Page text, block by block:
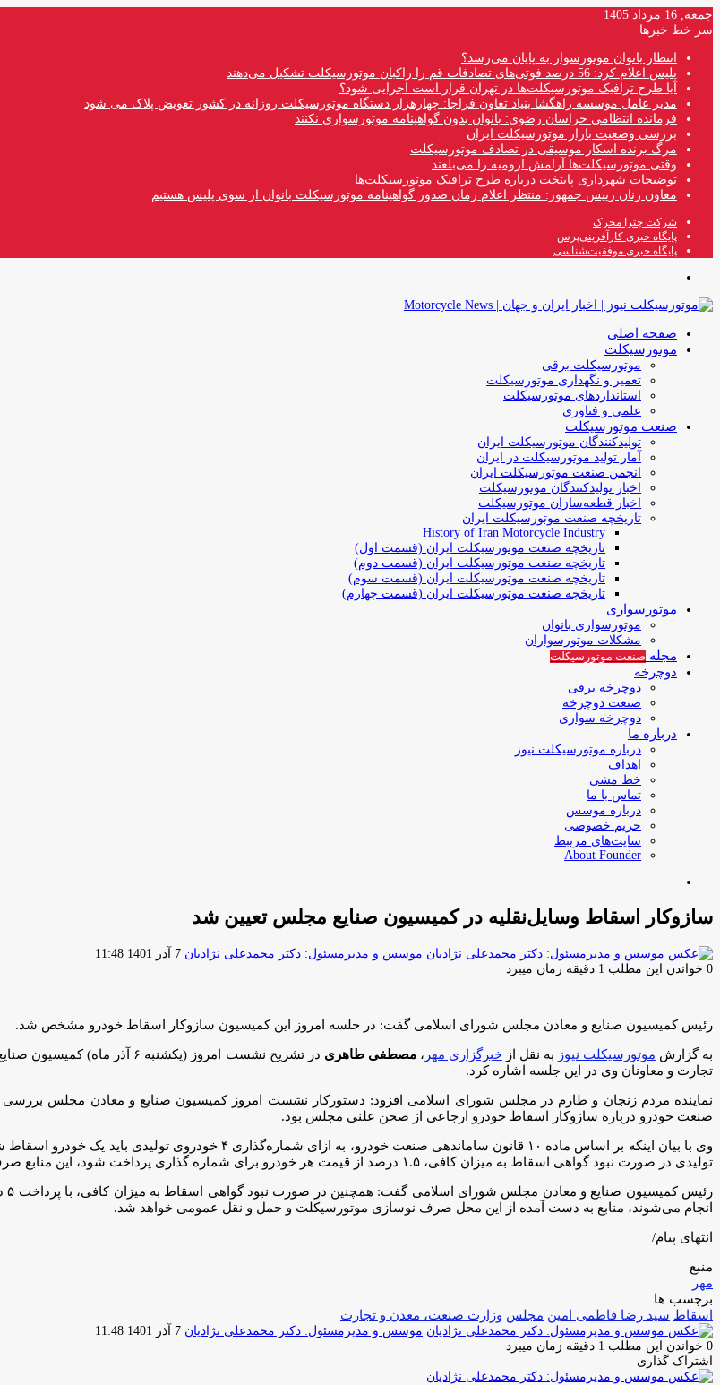
جمعه, 16 مرداد 1405
سر خط خبرها
انتظار بانوان موتورسوار به پایان می‌رسد؟
پلیس اعلام کرد: 56 درصد فوتی‌های تصادفات قم را راکبان موتورسیکلت تشکیل می‌دهند
آیا طرح ترافیک موتورسیکلت‌ها در تهران قرار است اجرایی شود؟
مدیر عامل موسسه راهگشا بنیاد تعاون فراجا: چهارهزار دستگاه موتورسیکلت روزانه در کشور تعویض پلاک می شود
فرمانده انتظامی خراسان رضوی: بانوان بدون گواهینامه موتورسواری نکنند
بررسی وضعیت بازار موتورسیکلت ایران
مرگ برنده اسکار موسیقی در تصادف موتورسیکلت
وقتی موتورسیکلت‌ها آرامش ارومیه را می‌بلعند
توضیحات شهرداری پایتخت درباره طرح ترافیک موتورسیکلت‌ها
معاون زنان رییس جمهور: منتظر اعلام زمان صدور گواهینامه موتورسیکلت بانوان از سوی پلیس هستیم
شرکت چترا محرک
پایگاه خبری کارآفرینی‌پرس
پایگاه خبری موفقیت‌شناسی
صفحه اصلی
موتورسیکلت
موتورسیکلت برقی
تعمیر و نگهداری موتورسیکلت
استانداردهای موتورسیکلت
علمی و فناوری
صنعت موتورسیکلت
تولیدکنندگان موتورسیکلت ایران
آمار تولید موتورسیکلت در ایران
انجمن صنعت موتورسیکلت ایران
اخبار تولیدکنندگان موتورسیکلت
اخبار قطعه‌سازان موتورسیکلت
تاریخچه صنعت موتورسیکلت ایران
History of Iran Motorcycle Industry
تاریخچه صنعت موتورسیکلت ایران (قسمت اول)
تاریخچه صنعت موتورسیکلت ایران (قسمت دوم)
تاریخچه صنعت موتورسیکلت ایران (قسمت سوم)
تاریخچه صنعت موتورسیکلت ایران (قسمت چهارم)
موتورسواری
موتورسواری بانوان
مشکلات موتورسواران
مجله صنعت موتورسیکلت
دوچرخه
دوچرخه برقی
صنعت دوچرخه
دوچرخه سواری
درباره ما
درباره موتورسیکلت نیوز
اهداف
خط مشی
تماس با ما
درباره موسس
حریم خصوصی
سایت‌های مرتبط
About Founder
سازوکار اسقاط وسایل‌نقلیه در کمیسیون صنایع مجلس تعیین شد
موسس و مدیرمسئول: دکتر محمدعلی نژادیان ارسال
7 آذر 1401 11:48
0 خواندن این مطلب 1 دقیقه زمان میبرد
رئیس کمیسیون صنایع و معادن مجلس شورای اسلامی گفت: در جلسه امروز این کمیسیون سازوکار اسقاط خودرو مشخص شد.
به گزارش موتورسیکلت نیوز به نقل ازخبرگزاری مهر ،مصطفی طاهری
در تشریح نشست امروز
تجارت و معاونان وی در این جلسه اشاره کرد.
صنعت خودرو درباره سازوکار اسقاط خودرو ارجاعی از صحن علنی مجلس بود.
وی با بیان اینکه بر اساس ماده ۱۰ قانون ساماندهی صنعت خودرو، به
تولیدی در صورت نبود گواهی اسقاط به میزان کافی، ۱.۵ درصد از قیمت هر خودرو برای شماره گذاری پرداخت شود، این منابع صرف اسقاط با اولویت موتورسیکلت و حمل و نقل عمومی می‌شود.
انجام می‌شوند، منابع به دست آمده از این محل صرف نوسازی موتورسیکلت و حمل و نقل عمومی خواهد شد.
انتهای پیام/
منبع
مهر
برچسب ها
اسقاط سید رضا فاطمی امین مجلس وزارت صنعت، معدن و تجارت
موسس و مدیرمسئول: دکتر محمدعلی نژادیان ارسال
7 آذر 1401 11:48
0 خواندن این مطلب 1 دقیقه زمان میبرد
اشتراک گذاری
فیس
توئیتر
لینکدین
واتس
تلگرام
اشتراک
چاپ